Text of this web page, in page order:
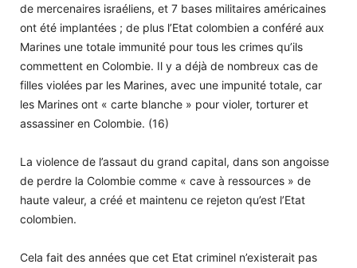
de mercenaires israéliens, et 7 bases militaires américaines
ont été implantées ; de plus l’Etat colombien a conféré aux
Marines une totale immunité pour tous les crimes qu’ils
commettent en Colombie. Il y a déjà de nombreux cas de
filles violées par les Marines, avec une impunité totale, car
les Marines ont « carte blanche » pour violer, torturer et
assassiner en Colombie. (16)
La violence de l’assaut du grand capital, dans son angoisse
de perdre la Colombie comme « cave à ressources » de
haute valeur, a créé et maintenu ce rejeton qu’est l’Etat
colombien.
Cela fait des années que cet Etat criminel n’existerait pas